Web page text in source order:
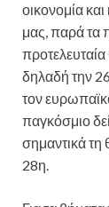
οικονομία
μας, παρά τα
δηλαδή την
τον
παγκόσμιο
σημαντικά τη
28η.